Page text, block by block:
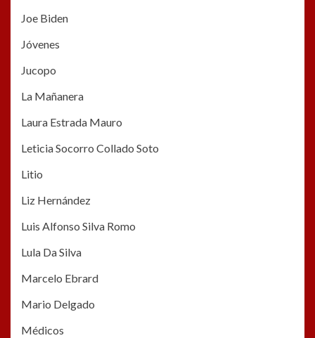
Joe Biden
Jóvenes
Jucopo
La Mañanera
Laura Estrada Mauro
Leticia Socorro Collado Soto
Litio
Liz Hernández
Luis Alfonso Silva Romo
Lula Da Silva
Marcelo Ebrard
Mario Delgado
Médicos